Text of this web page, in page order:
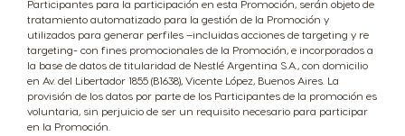
Participantes para la participación en esta Promoción, serán objeto de
tratamiento automatizado para la gestión de la Promoción y
utilizados para generar perfiles –incluidas acciones de targeting y re
targeting- con fines promocionales de la Promoción, e incorporados a
la base de datos de titularidad de Nestlé Argentina S.A., con domicilio
en Av. del Libertador 1855 (B1638), Vicente López, Buenos Aires. La
provisión de los datos por parte de los Participantes de la promoción es
voluntaria, sin perjuicio de ser un requisito necesario para participar
en la Promoción.